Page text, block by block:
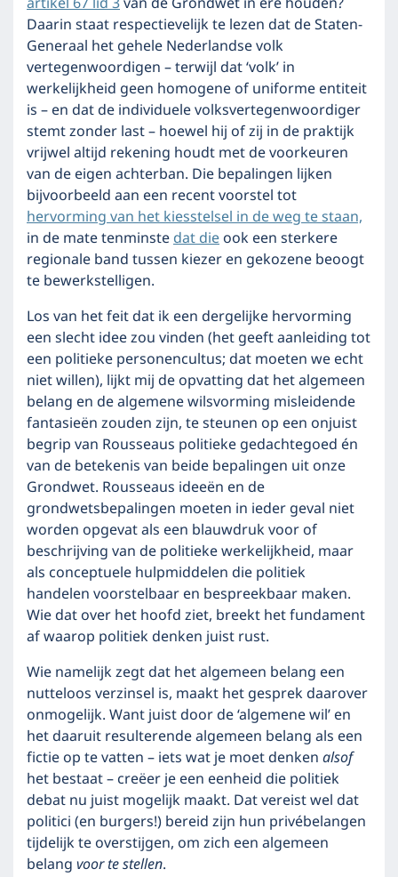
Daarin staat respectievelijk te lezen dat de Staten-
Generaal het gehele Nederlandse volk
vertegenwoordigen – terwijl dat ‘volk’ in
werkelijkheid geen homogene of uniforme entiteit
is – en dat de individuele volksvertegenwoordiger
stemt zonder last – hoewel hij of zij in de praktijk
vrijwel altijd rekening houdt met de voorkeuren
van de eigen achterban. Die bepalingen lijken
bijvoorbeeld aan een recent voorstel tot
hervorming van het kiesstelsel in de weg te staan,
in de mate tenminstedat dieook een sterkere
regionale band tussen kiezer en gekozene beoogt
te bewerkstelligen.
Los van het feit dat ik een dergelijke hervorming
een slecht idee zou vinden (het geeft aanleiding tot
een politieke personencultus; dat moeten we echt
niet willen), lijkt mij de opvatting dat het algemeen
belang en de algemene wilsvorming misleidende
fantasieën zouden zijn, te steunen op een onjuist
begrip van Rousseaus politieke gedachtegoed én
van de betekenis van beide bepalingen uit onze
Grondwet. Rousseaus ideeën en de
grondwetsbepalingen moeten in ieder geval niet
worden opgevat als een blauwdruk voor of
beschrijving van de politieke werkelijkheid, maar
als conceptuele hulpmiddelen die politiek
handelen voorstelbaar en bespreekbaar maken.
Wie dat over het hoofd ziet, breekt het fundament
af waarop politiek denken juist rust.
Wie namelijk zegt dat het algemeen belang een
nutteloos verzinsel is, maakt het gesprek daarover
onmogelijk. Want juist door de ‘algemene wil’ en
het daaruit resulterende algemeen belang als een
fictie op te vatten – iets wat je moet denkenalsof
het bestaat – creëer je een eenheid die politiek
debat nu juist mogelijk maakt. Dat vereist wel dat
politici (en burgers!) bereid zijn hun privébelangen
tijdelijk te overstijgen, om zich een algemeen
belangvoor te stellen.